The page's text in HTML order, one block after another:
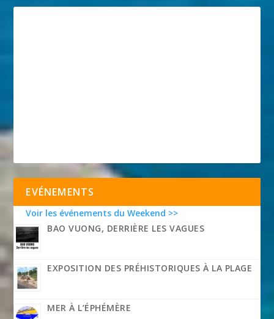
EVÉNEMENTS
Voir les événements du Weekend >>
BAO VUONG, DERRIÈRE LES VAGUES
EXPOSITION DES PRÉHISTORIQUES À LA PLAGE
MER À L’ÉPHÉMÈRE